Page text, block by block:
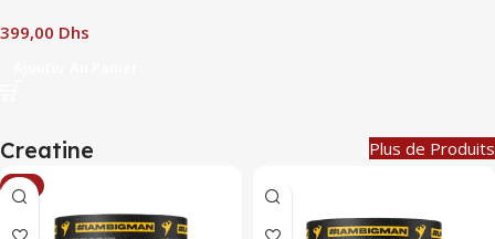
Dhs
Creatine Plus de Produits
-7%